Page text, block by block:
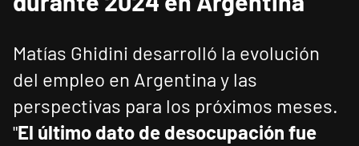
Matías Ghidini desarrolló la evolución
del empleo en Argentina y las
perspectivas para los próximos meses.
"El último dato de desocupación fue